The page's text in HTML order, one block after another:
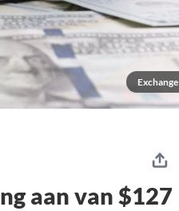
Exchange
aan van $127